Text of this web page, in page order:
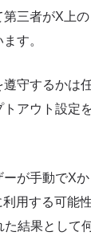
三者がX上
す。
守するかは
トアウト設定
が手動でX
用する可能
結果として